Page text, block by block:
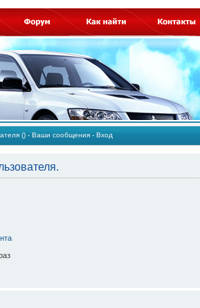
() - Ваши сообщения - Вход